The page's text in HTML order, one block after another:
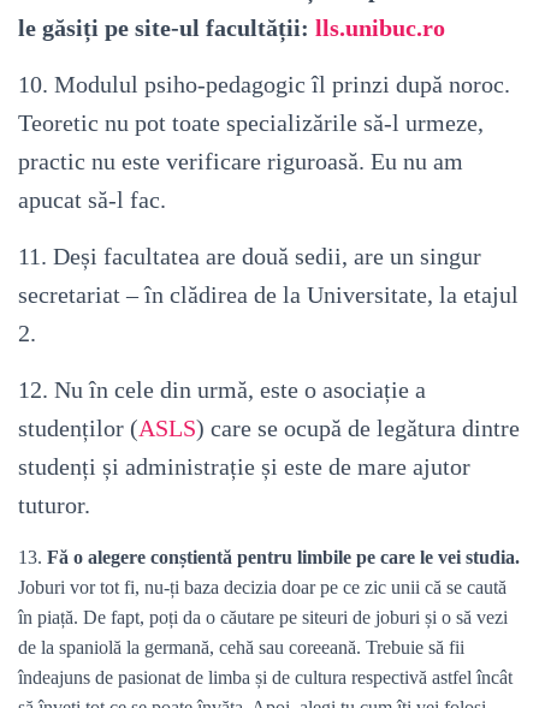
le găsiți pe site-ul facultății: lls.unibuc.ro
10. Modulul psiho-pedagogic îl prinzi după noroc.
Teoretic nu pot toate specializările să-l urmeze,
practic nu este verificare riguroasă. Eu nu am
apucat să-l fac.
11. Deși facultatea are două sedii, are un singur
secretariat – în clădirea de la Universitate, la etajul
2.
12. Nu în cele din urmă, este o asociație a
studenților (ASLS) care se ocupă de legătura dintre
studenți și administrație și este de mare ajutor
tuturor.
13. Fă o alegere conștientă pentru limbile pe care le vei studia.
Joburi vor tot fi, nu-ți baza decizia doar pe ce zic unii că se caută
în piață. De fapt, poți da o căutare pe siteuri de joburi și o să vezi
de la spaniolă la germană, cehă sau coreeană. Trebuie să fii
îndeajuns de pasionat de limba și de cultura respectivă astfel încât